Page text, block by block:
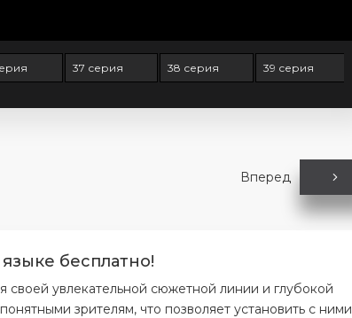
37 серия 38 серия 39 серия
Вперед
бесплатно!
своей увлекательной сюжетной линии и глубокой
зрителям, что позволяет установить с ними